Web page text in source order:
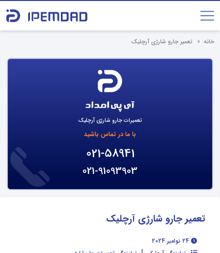
خانه تعمیر جارو شارژی آرچلیک
تعمیرات جارو شارژی آرچلیک
با ما در تماس باشید
021-58941
021-91093903
تعمیر جارو شارژی آرچلیک